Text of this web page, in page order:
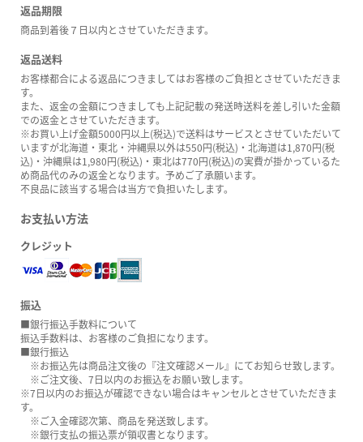
返品期限
商品到着後７日以内とさせていただきます。
返品送料
お客様都合による返品につきましてはお客様のご負担とさせていただきま
す。
また、返金の金額につきましても上記記載の発送時送料を差し引いた金額
での返金とさせていただきます。
※お買い上げ金額5000円以上(税込)で送料はサービスとさせていただいて
いますが北海道・東北・沖縄県以外は550円(税込)・北海道は1,870円(税
込)・沖縄県は1,980円(税込)・東北は770円(税込)の実費が掛かっているた
め商品代のみの返金となります。予めご了承願います。
不良品に該当する場合は当方で負担いたします。
お支払い方法
クレジット
振込
■銀行振込手数料について
振込手数料は、お客様のご負担になります。
■銀行振込
※お振込先は商品注文後の『注文確認メール』にてお知らせ致します。
※ご注文後、7日以内のお振込をお願い致します。
※7日以内のお振込が確認できない場合はキャンセルとさせていただきま
す。
※ご入金確認次第、商品を発送致します。
※銀行支払の振込票が領収書となります。